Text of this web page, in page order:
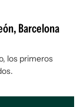
Barcelona
los primeros